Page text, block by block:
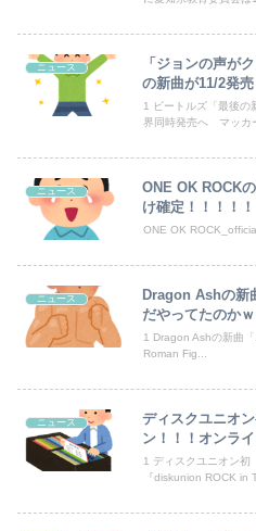
ニュース
「ジョンの声が
の新曲が11/2発売
1 ビートルズ「最後
界同時発売へ マッカ
ニュース
ONE OK ROCK
け確定！！！！！
ONE OK
ニュース
Dragon Ashの新
だやってたのか
1 Dragon Ashの新曲
Roman Fig...
ニュース
ディスクユニオ
ン！！！オンラ
1 ディスクユニオン
『diskunion ROCK in